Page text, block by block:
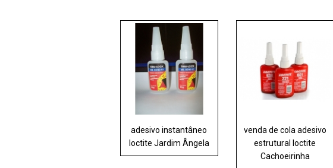
adesivo instantâneo
loctite Jardim Ângela
venda de cola adesivo
estrutural loctite
Cachoeirinha